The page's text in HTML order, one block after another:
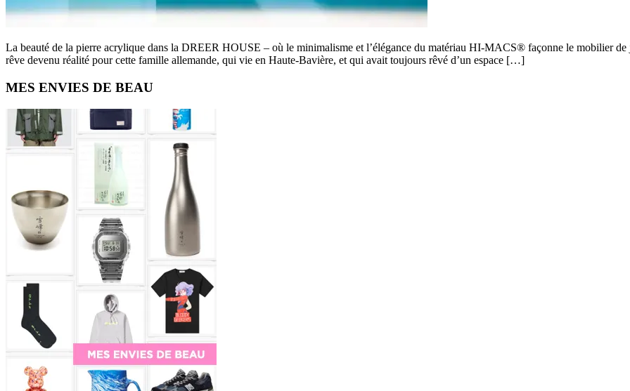
La beauté de la pierre acrylique dans la DREER HOUSE – où le minimalisme et l’élégance du matériau HI-MACS® façonne le mobilier
rêve devenu réalité pour cette famille allemande, qui vie en Haute-Bavière, et qui avait toujours rêvé d’un espace […]
Primary
Sidebar
MES ENVIES DE BEAU